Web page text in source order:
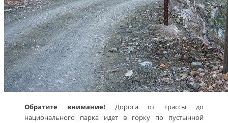
Обратите внимание! Дорога от трассы до
национального парка идет в горку по пустынной